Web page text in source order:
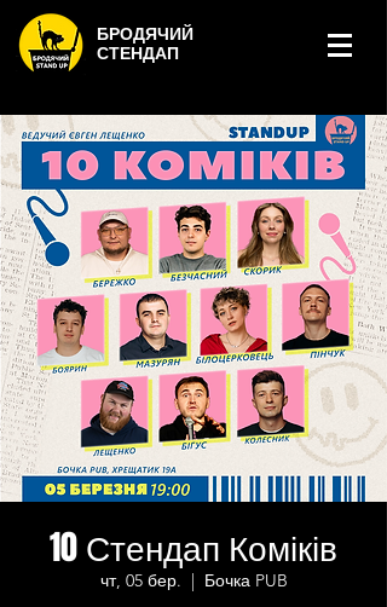
БРОДЯЧИЙ
СТЕНДАП
10 Стендап Коміків
чт, 05 бер.
  |
Бочка PUB